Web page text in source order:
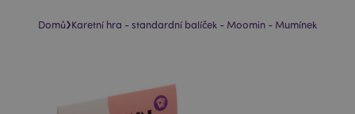
Domů›Karetní hra - standardní balíček - Moomin - Mumínek